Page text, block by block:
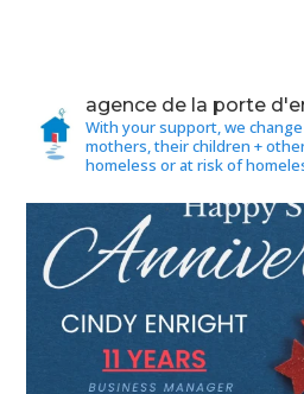
agence de la porte
With your support, we
mothers, their children +
homeless or at risk of